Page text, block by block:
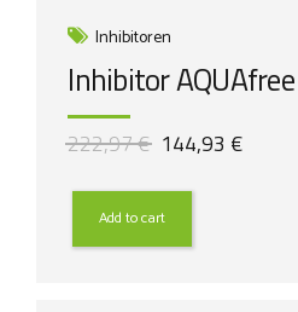
Inhibitoren
Inhibitor
222,97€ Ursprünglicher
war:
222,97 €
144,93 €
Add to cart